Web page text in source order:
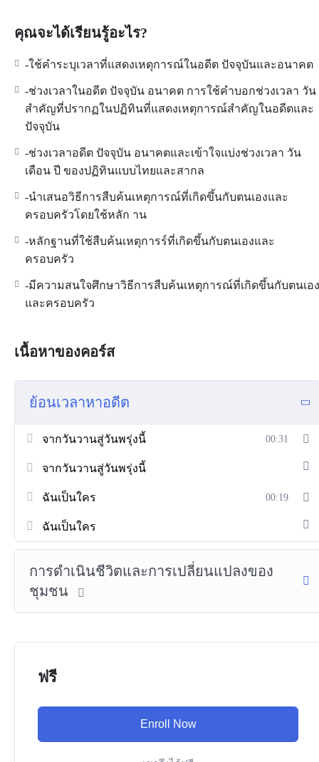
คุณจะได้เรียนรู้อะไร?
-ใช้คำระบุเวลาที่แสดงเหตุการณ์ในอดีต ปัจจุบันและอนาคต
-ช่วงเวลาในอดีต ปัจจุบัน อนาคต การใช้คำบอกช่วงเวลา วัน
สำคัญที่ปรากฏในปฏิทินที่แสดงเหตุการณ์สำคัญในอดีตและ
ปัจจุบัน
-ช่วงเวลาอดีต ปัจจุบัน อนาคตและเข้าใจแบ่งช่วงเวลา วัน
เดือน ปี ของปฏิทินแบบไทยและสากล
-นำเสนอวิธีการสืบค้นเหตุการณ์ที่เกิดขึ้นกับตนเองและ
ครอบครัวโดยใช้หลัก าน
-หลักฐานที่ใช้สืบค้นเหตุการร์ที่เกิดขึ้นกับตนเองและ
ครอบครัว
-มีความสนใจศึกษาวิธีการสืบค้นเหตุการณ์ที่เกิดขึ้นกับตนเอง
และครอบครัว
เนื้อหาของคอร์ส
ย้อนเวลาหาอดีต
จากวันวานสู่วันพรุ่งนี้ 00:31
จากวันวานสู่วันพรุ่งนี้
ฉันเป็นใคร 00:19
ฉันเป็นใคร
การดำเนินชีวิตและการเปลี่ยนแปลงของ
ชุมชน
ฟรี
Enroll Now